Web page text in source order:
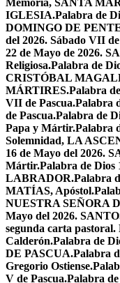
Memoria, SANTA
IGLESIA.Palabra de
DOMINGO DE
del 2026. Sábado VII
22 de Mayo de 2026.
Religiosa.Palabra de
CRISTÓBAL
MÁRTIRES.Palabra
VII de Pascua.Palabra
de Pascua.Palabra de
Papa y Mártir.Palabra
Solemnidad, LA
16 de Mayo del 2026.
Mártir.Palabra de Dios
LABRADOR.Palabra
MATÍAS, Apóstol.
NUESTRA SEÑORA
Mayo del 2026.
segunda carta
Calderón.Palabra de
DE PASCUA.Palabra
Gregorio Ostiense.
V de Pascua.Palabra